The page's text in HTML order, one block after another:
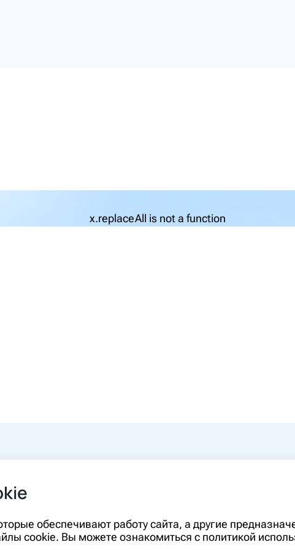
x.replaceAll is not a function
90-00
Информация, представленная на
диагностики и лечения и не может
необходимо ознакомиться с
обеспечивают работу сайта, а другие
cookie. Вы можете ознакомиться с политикой